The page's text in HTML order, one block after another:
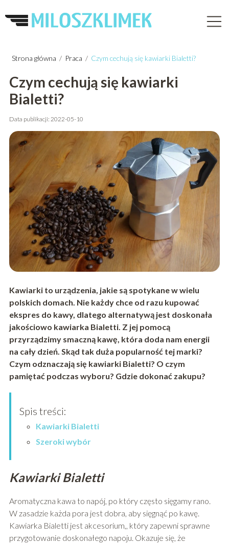
Strona główna / Praca / Czym cechują się kawiarki Bialetti?
Czym cechują się kawiarki
Bialetti?
Data publikacji: 2022-05-10
Kawiarki to urządzenia, jakie są spotykane w wielu
polskich domach. Nie każdy chce od razu kupować
ekspres do kawy, dlatego alternatywą jest doskonała
jakościowo kawiarka Bialetti. Z jej pomocą
przyrządzimy smaczną kawę, która doda nam energii
na cały dzień. Skąd tak duża popularność tej marki?
Czym odznaczają się kawiarki Bialetti? O czym
pamiętać podczas wyboru? Gdzie dokonać zakupu?
Spis treści:
Kawiarki Bialetti
Szeroki wybór
Kawiarki Bialetti
Aromatyczna kawa to napój, po który często sięgamy rano.
W zasadzie każda pora jest dobra, aby sięgnąć po kawę.
Kawiarka Bialetti jest akcesorium,, który zapewni sprawne
przygotowanie doskonałego napoju. Okazuje się, że